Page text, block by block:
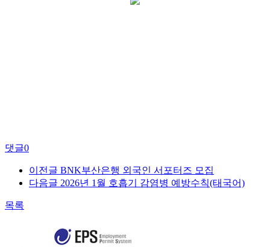
댓글0
이전글 BNK부산은행 외국인 서포터즈 모집
다음글 2026년 1월 호흡기 감염병 예방수칙(태국어)
목록